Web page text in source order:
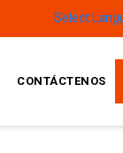
Select
CONTÁCTENOS